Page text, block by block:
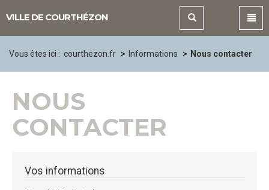
VILLE DE COURTHÉZON
Vous êtes ici : courthezon.fr Informations Nous contacter
NOUS
CONTACTER
Vos informations